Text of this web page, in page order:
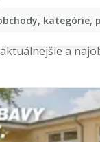
kategórie,
-
a